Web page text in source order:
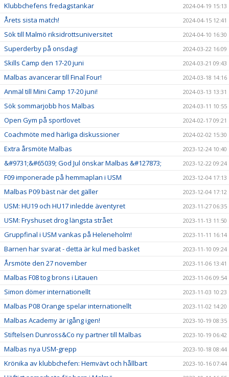
Klubbchefens fredagstankar 2024-04-19 15:13
Årets sista match! 2024-04-15 12:41
Sök till Malmö riksidrottsuniversitet 2024-04-10 16:30
Superderby på onsdag! 2024-03-22 16:09
Skills Camp den 17-20 juni 2024-03-21 09:43
Malbas avancerar till Final Four! 2024-03-18 14:16
Anmäl till Mini Camp 17-20 juni! 2024-03-13 13:31
Sök sommarjobb hos Malbas 2024-03-11 10:55
Open Gym på sportlovet 2024-02-17 09:21
Coachmöte med härliga diskussioner 2024-02-02 15:30
Extra årsmöte Malbas 2023-12-24 10:40
&#9731;&#65039; God Jul önskar Malbas &#127873; 2023-12-22 09:24
F09 imponerade på hemmaplan i USM 2023-12-04 17:13
Malbas P09 bäst när det gäller 2023-12-04 17:12
USM: HU19 och HU17 inledde äventyret 2023-11-27 06:35
USM: Fryshuset drog längsta strået 2023-11-13 11:50
Gruppfinal i USM vankas på Heleneholm! 2023-11-11 16:14
Barnen har svarat - detta är kul med basket 2023-11-10 09:24
Årsmöte den 27 november 2023-11-06 13:41
Malbas F08 tog brons i Litauen 2023-11-06 09:54
Simon dömer internationellt 2023-11-03 10:23
Malbas P08 Orange spelar internationellt 2023-11-02 14:20
Malbas Academy är igång igen! 2023-10-19 08:35
Stiftelsen Dunross&Co ny partner till Malbas 2023-10-19 06:42
Malbas nya USM-grepp 2023-10-18 08:44
Krönika av klubbchefen: Hemvävt och hållbart 2023-10-16 07:44